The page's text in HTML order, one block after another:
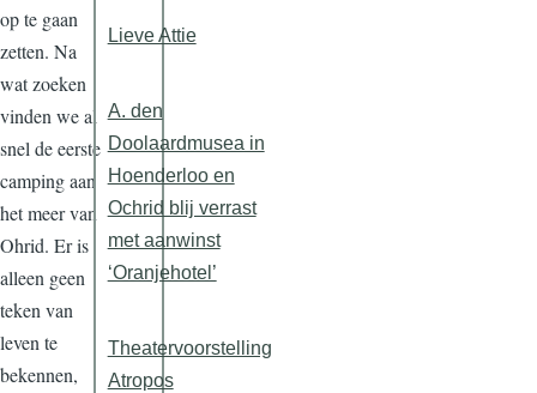
op te gaan
zetten. Na
wat zoeken
vinden we al
snel de eerste
camping aan
het meer van
Ohrid. Er is
alleen geen
teken van
leven te
bekennen,
Lieve Attie
A. den
Doolaardmusea in
Hoenderloo en
Ochrid blij verrast
met aanwinst
‘Oranjehotel’
Theatervoorstelling
Atropos